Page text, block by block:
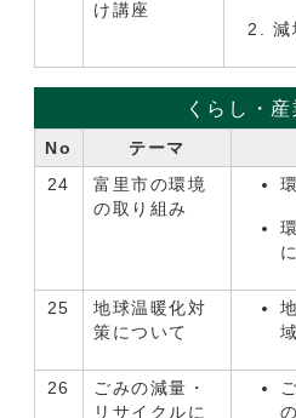
け講座
減
くらし・
No テーマ
24
富里市の環境
の取り組み
25
地球温暖化対
策について
26
ごみの減量・
リサイクルに